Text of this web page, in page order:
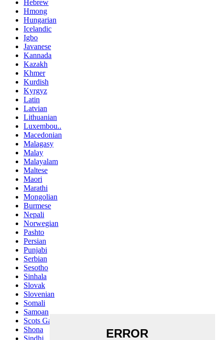
Hebrew
Hmong
Hungarian
Icelandic
Igbo
Javanese
Kannada
Kazakh
Khmer
Kurdish
Kyrgyz
Latin
Latvian
Lithuanian
Luxembou..
Macedonian
Malagasy
Malay
Malayalam
Maltese
Maori
Marathi
Mongolian
Burmese
Nepali
Norwegian
Pashto
Persian
Punjabi
Serbian
Sesotho
Sinhala
Slovak
Slovenian
Somali
Samoan
Scots Gaelic
Shona
Sindhi